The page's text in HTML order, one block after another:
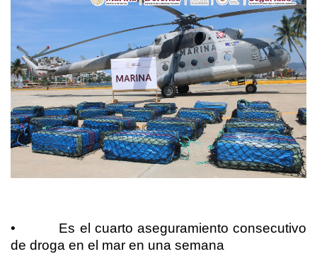
•
Es el cuarto aseguramiento consecutivo
de droga en el mar en una semana